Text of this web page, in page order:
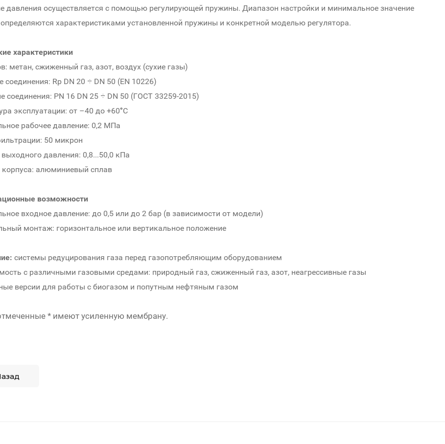
давления осуществляется с помощью регулирующей пружины. Диапазон настройки и минимальное значение
характеристиками установленной пружины и конкретной моделью регулятора.
характеристики
метан, сжиженный газ, азот, воздух (сухие газы)
соединения: Rp DN 20 ÷ DN 50 (EN 10226)
соединения: PN 16 DN 25 ÷ DN 50 (ГОСТ 33259-2015)
эксплуатации: от –40 до +60°С
рабочее давление: 0,2 МПа
50 микрон
давления: 0,8...50,0 кПа
алюминиевый сплав
возможности
входное давление: до 0,5 или до 2 бар (в зависимости от модели)
монтаж: горизонтальное или вертикальное положение
системы редуцирования газа перед газопотребляющим оборудованием
с различными газовыми средами: природный газ, сжиженный газ, азот, неагрессивные газы
версии для работы с биогазом и попутным нефтяным газом
* имеют усиленную мембрану.